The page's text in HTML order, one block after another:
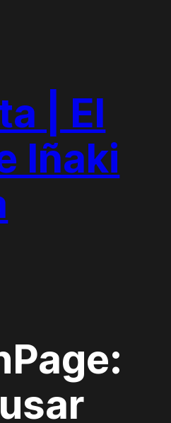
| El
Iñaki